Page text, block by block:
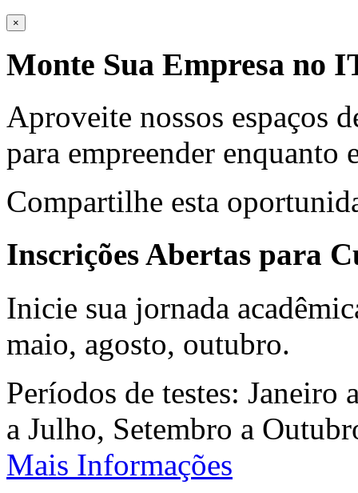
×
Monte Sua Empresa no
Aproveite nossos espaços
para empreender enquanto
Compartilhe esta
Inscrições Abertas para
Inicie sua jornada
maio, agosto, outubro.
Períodos de testes:
a Julho, Setembro a
Mais Informações